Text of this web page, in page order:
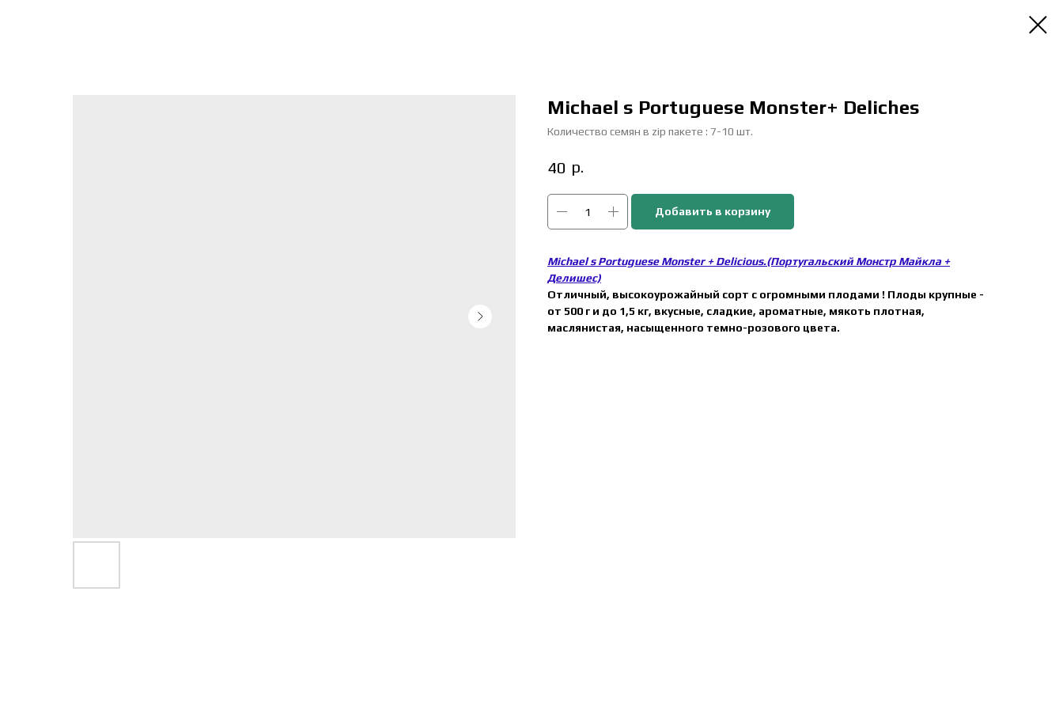
Michael s Portuguese Monster+ Deliches
Количество семян в zip пакете : 7-10 шт.
40 р.
Добавить в корзину
Michael s Portuguese Monster + Delicious.(Португальский Монстр Майкла +
Делишес)
Отличный, высокоурожайный сорт с огромными плодами ! Плоды крупные -
от 500 г и до 1,5 кг, вкусные, сладкие, ароматные, мякоть плотная,
маслянистая, насыщенного темно-розового цвета.